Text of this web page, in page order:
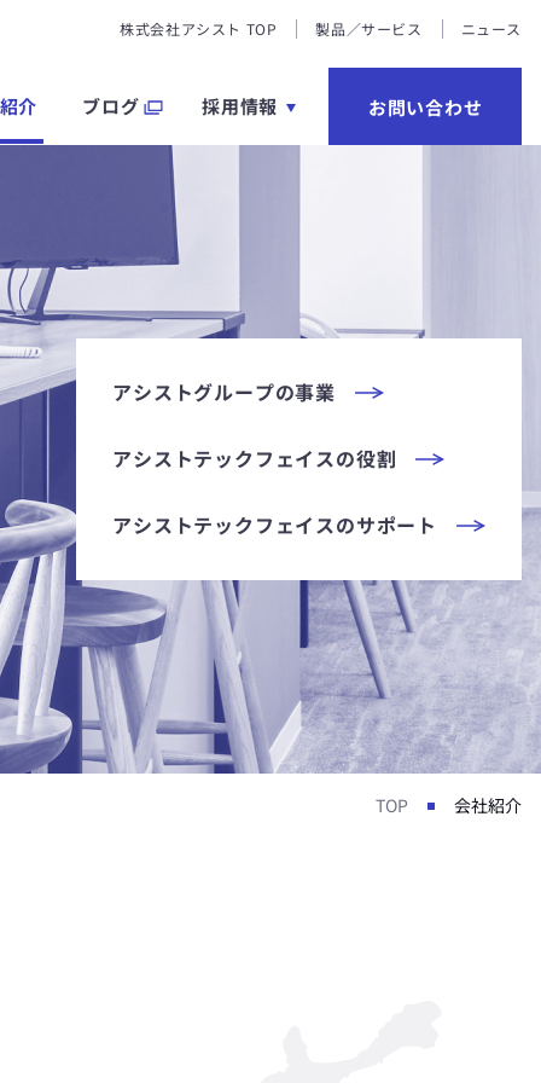
株式会社アシスト TOP 製品／サービス ニュース
社概要
クセス
介 ブログ 採用情報
メッセージ
紹介
環境
に関する個人情報の取り扱いについて
お問い合わせ
アシストグループの事業
アシストテックフェイスの役割
アシストテックフェイスのサポート
TOP 会社紹介